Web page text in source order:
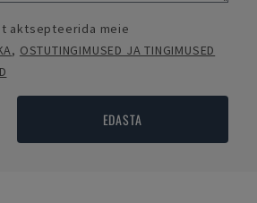
aktsepteerida meie
, OSTUTINGIMUSED JA TINGIMUSED
EDASTA